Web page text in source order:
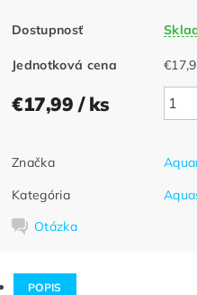
Dostupnosť
Jednotková cena
€17,99 / ks
Značka
Kategória
Otázka
POPIS